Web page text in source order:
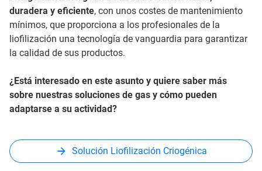
duradera y eficiente, con unos costes de mantenimiento
mínimos, que proporciona a los profesionales de la
liofilización una tecnología de vanguardia para garantizar
la calidad de sus productos.
¿Está interesado en este asunto y quiere saber más
sobre nuestras soluciones de gas y cómo pueden
adaptarse a su actividad?
Solución Liofilización Criogénica